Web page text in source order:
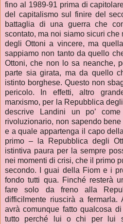
fino al 1989-91 prima di
del capitalismo sul finire del
battaglia di una guerra che
scontato, ma noi siamo sicuri
degli Ottoni a vincere, ma
sappiamo non tanto da quello
Ottoni, che non lo sa neanche,
parte sia girata, ma da quello
istinto borghese. Questo non
pericolo. In effetti, altro
marxismo, per la Repubblica
descrive Landini un po’
rivoluzionario, non sapendo
e a quale appartenga il capo
primo – la Repubblica degli
istintiva paura per la sempre
nei momenti di crisi, che il primo
secondo. I guai della Fiom e i
fondo tutti qua. Finché resterà
fare solo da freno alla
difficilmente riuscirà a
avrà comunque fatto qualcosa
tutto perché lui o chi per lui